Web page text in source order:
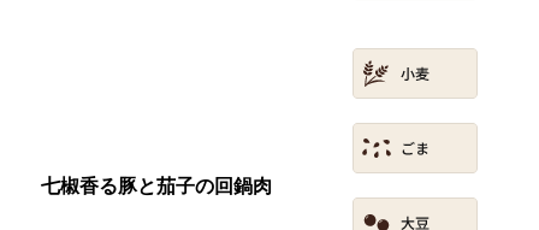
七椒香る豚と茄子の回鍋肉